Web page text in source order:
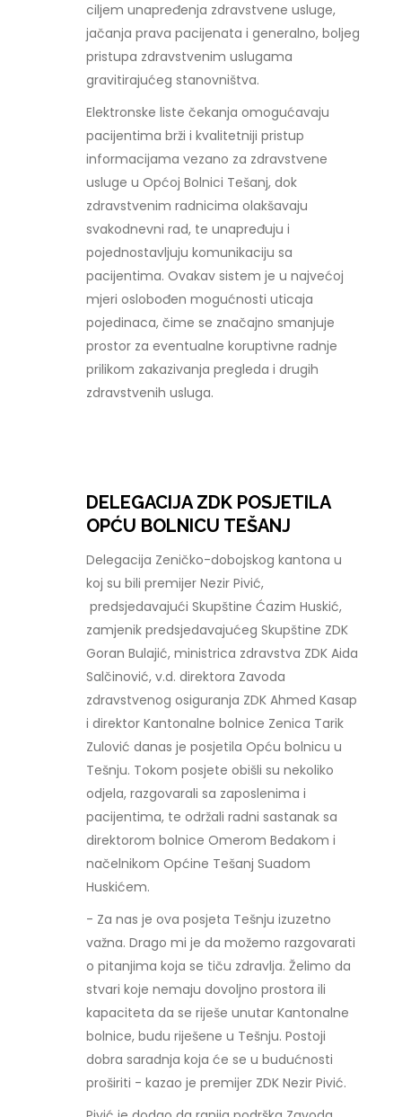
ciljem unapređenja zdravstvene usluge,
jačanja prava pacijenata i generalno, boljeg
pristupa zdravstvenim uslugama
gravitirajućeg stanovništva.
Elektronske liste čekanja omogućavaju
pacijentima brži i kvalitetniji pristup
informacijama vezano za zdravstvene
usluge u Općoj Bolnici Tešanj, dok
zdravstvenim radnicima olakšavaju
svakodnevni rad, te unapređuju i
pojednostavljuju komunikaciju sa
pacijentima. Ovakav sistem je u najvećoj
mjeri oslobođen mogućnosti uticaja
pojedinaca, čime se značajno smanjuje
prostor za eventualne koruptivne radnje
prilikom zakazivanja pregleda i drugih
zdravstvenih usluga.
DELEGACIJA ZDK POSJETILA
OPĆU BOLNICU TEŠANJ
Delegacija Zeničko-dobojskog kantona u
koj su bili premijer Nezir Pivić,
predsjedavajući Skupštine Ćazim Huskić,
zamjenik predsjedavajućeg Skupštine ZDK
Goran Bulajić, ministrica zdravstva ZDK Aida
Salčinović, v.d. direktora Zavoda
zdravstvenog osiguranja ZDK Ahmed Kasap
i direktor Kantonalne bolnice Zenica Tarik
Zulović danas je posjetila Opću bolnicu u
Tešnju. Tokom posjete obišli su nekoliko
odjela, razgovarali sa zaposlenima i
pacijentima, te održali radni sastanak sa
direktorom bolnice Omerom Bedakom i
načelnikom Općine Tešanj Suadom
Huskićem.
- Za nas je ova posjeta Tešnju izuzetno
važna. Drago mi je da možemo razgovarati
o pitanjima koja se tiču zdravlja. Želimo da
stvari koje nemaju dovoljno prostora ili
kapaciteta da se riješe unutar Kantonalne
bolnice, budu riješene u Tešnju. Postoji
dobra saradnja koja će se u budućnosti
proširiti - kazao je premijer ZDK Nezir Pivić.